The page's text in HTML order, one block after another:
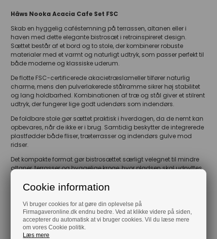
Cookie information
Vi bruger cookies for at gøre din oplevelse på
Firmagaveronline.dk endnu bedre. Ved at klikke videre på siden,
accepterer du automatisk at vi bruger cookies. Vil du læse mere
om vores Cookie politik.
Læs mere
Hâws Nooka Acacia Cafe Set FSC
Skab en hyggelig caféstemning på terrassen, altanen eller i
haven med dette elegante bistrosæt i retroinspireret design.
Sættet består af et bord og to stole, der kombinerer robuste
materialer med et varmt og naturligt udtryk, som passer perfekt til
både moderne og klassiske uderum.
De flotte FSC-certificerede akacietræslameller tilfører naturlig
charme, mens den pulverlakerede stålramme sikrer høj stabilitet
og lang holdbarhed. Kombinationen af træ og stål giver et stilrent
udtryk, der fungerer lige godt udendørs som indendørs.
De foldbare stole gør sættet praktisk i hverdagen, da de nemt kan
opbevares, når de ikke er i brug. Samtidig beskytter de integrerede
plastfødder både fliser, træterrasser og indendørs gulve mod
ridser.
Det kompakte format gør bistrosættet særligt velegnet til mindre
altaner, terrasser og hyggelige kroge, hvor pladsen skal udnyttes
Din tryghed
Lagerførende